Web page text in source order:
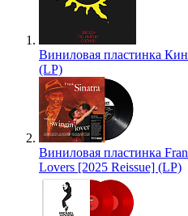
Виниловая пластинка
(LP)
Виниловая пластинка
Lovers [2025 Reissue] (LP)